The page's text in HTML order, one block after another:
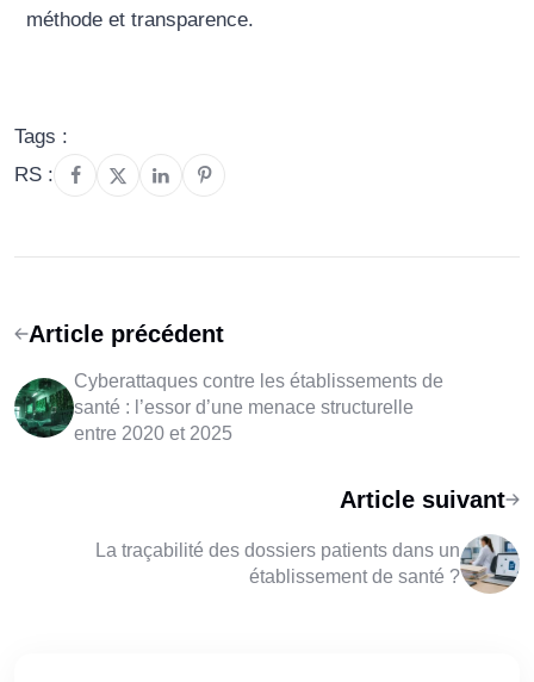
méthode et transparence.
Tags :
RS :
Article précédent
Cyberattaques contre les établissements de
santé : l’essor d’une menace structurelle
entre 2020 et 2025
Article suivant
La traçabilité des dossiers patients dans un
établissement de santé ?